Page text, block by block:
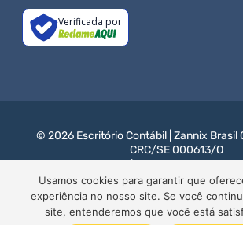
Verificada por
© 2026 Escritório Contábil | Zannix Brasil
CRC/SE 000613/O
CNPJ: 23.427.204/0001-09 !
0
Site para Contabilidade - Gerenciado
SUCESSO BRASIL
Usamos cookies para garantir que
experiência no nosso site. Se você
site, entenderemos que você está